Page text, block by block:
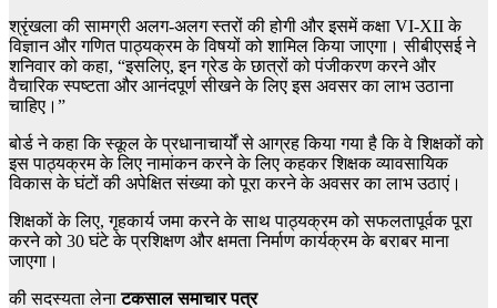
श्रृंखला की सामग्री अलग-अलग स्तरों की होगी और इसमें कक्षा VI-XII के
विज्ञान और गणित पाठ्यक्रम के विषयों को शामिल किया जाएगा। सीबीएसई ने
शनिवार को कहा, “इसलिए, इन ग्रेड के छात्रों को पंजीकरण करने और
वैचारिक स्पष्टता और आनंदपूर्ण सीखने के लिए इस अवसर का लाभ उठाना
चाहिए।”
बोर्ड ने कहा कि स्कूल के प्रधानाचार्यों से आग्रह किया गया है कि वे शिक्षकों को
इस पाठ्यक्रम के लिए नामांकन करने के लिए कहकर शिक्षक व्यावसायिक
विकास के घंटों की अपेक्षित संख्या को पूरा करने के अवसर का लाभ उठाएं।
शिक्षकों के लिए, गृहकार्य जमा करने के साथ पाठ्यक्रम को सफलतापूर्वक पूरा
करने को 30 घंटे के प्रशिक्षण और क्षमता निर्माण कार्यक्रम के बराबर माना
जाएगा।
की सदस्यता लेनाटकसाल समाचार पत्र